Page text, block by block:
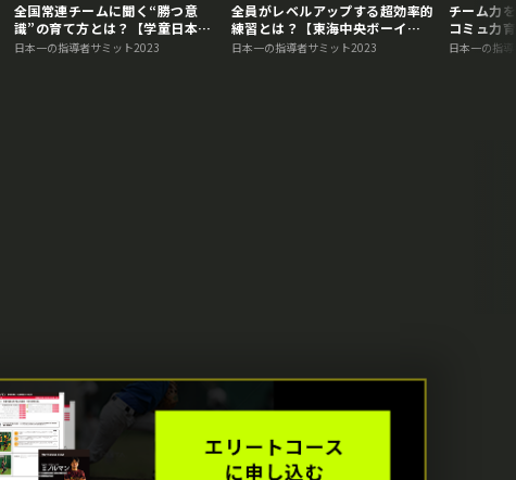
全国常連チームに聞く“勝つ意
識”の育て方とは？【学童日本一
対談】 日本一の指導者サミット
日本一の指導者サミット2023
全員がレベルアップする超効率的
練習とは？【東海中央ボーイ
ズ】 日本一の指導者サミット
日本一の指導者サミット2023
チーム力
コミュ力
ポニー】
日本一の指